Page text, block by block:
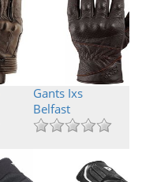
Gants Ixs
Belfast